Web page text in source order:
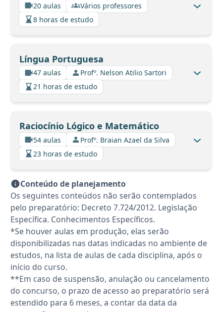
20 aulas
Vários professores
8 horas de estudo
Língua Portuguesa
47 aulas
Profº. Nelson Atilio Sartori
21 horas de estudo
Raciocínio Lógico e Matemático
54 aulas
Profº. Braian Azael da Silva
23 horas de estudo
Conteúdo de planejamento
Os seguintes conteúdos não serão contemplados
pelo preparatório: Decreto 7.724/2012. Legislação
Específica. Conhecimentos Específicos.
*Se houver aulas em produção, elas serão
disponibilizadas nas datas indicadas no ambiente de
estudos, na lista de aulas de cada disciplina, após o
início do curso.
**Em caso de suspensão, anulação ou cancelamento
do concurso, o prazo de acesso ao preparatório será
estendido para 6 meses, a contar da data da